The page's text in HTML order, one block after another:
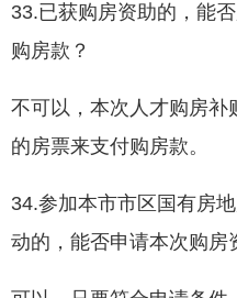
33.已获购房资助的，能
购房款？
不可以，本次人才购房补
的房票来支付购房款。
34.参加本市市区国有房
动的，能否申请本次购房